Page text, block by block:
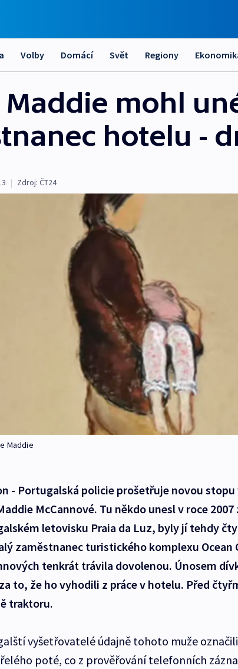
Volby Domácí Svět Regiony
Maddie mohl
hotelu -
| Zdroj: ČT24
Maddie
- Portugalská policie prošetřuje novou
McCannové. Tu někdo unesl v roce
letovisku Praia da Luz, byly jí tehdy
zaměstnanec turistického komplexu Ocean
tenkrát trávila dovolenou. Únosem
to, že ho vyhodili z práce v hotelu. Před
traktoru.
vyšetřovatelé údajně tohoto muže
poté, co z prověřování telefonních